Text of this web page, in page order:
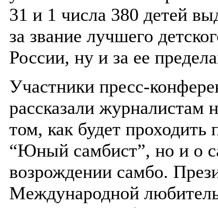
31 и 1 числа 380 детей
за звание лучшего
России, ну и за ее
Участники пресс-
рассказали журналистам
том, как будет проходить
“Юный самбист”, но и о
возрождении самбо.
Международной